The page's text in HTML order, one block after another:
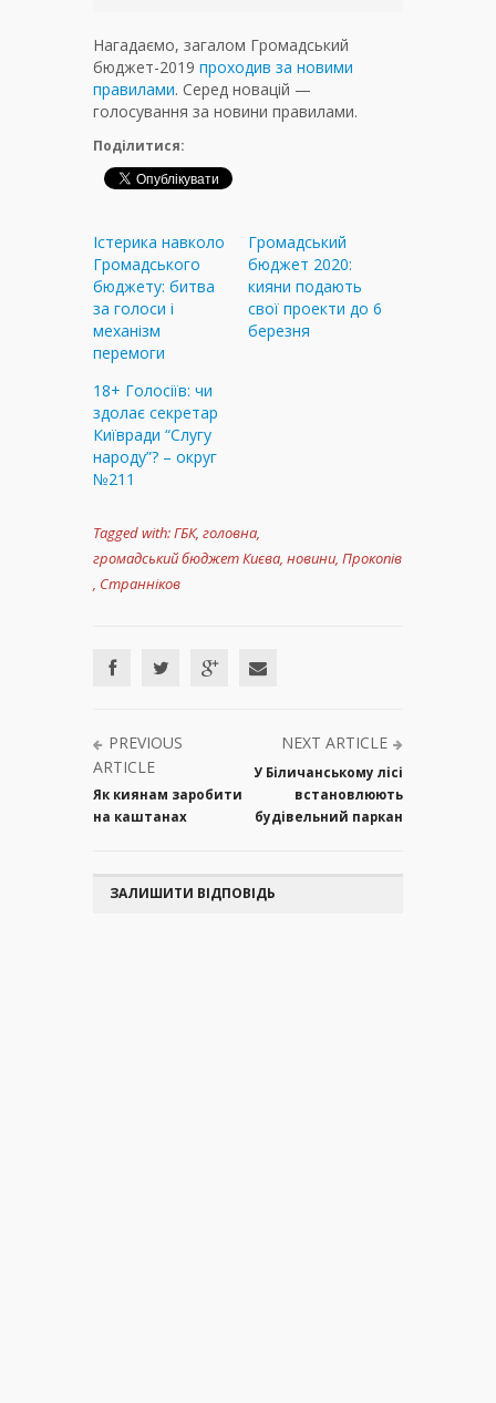
Нагадаємо, загалом Громадський
бюджет-2019 проходив за новими
правилами. Серед новацій —
голосування за новини правилами.
Поділитися:
Істерика навколо
Громадського
бюджету: битва
за голоси і
механізм
перемоги
Громадський
бюджет 2020:
кияни подають
свої проекти до 6
березня
18+ Голосіїв: чи
здолає секретар
Київради “Слугу
народу”? – округ
№211
Tagged with:ГБК, головна,
громадський бюджет Києва, новини, Прокопів
, Странніков
PREVIOUS
ARTICLE
Як киянам заробити
на каштанах
NEXT ARTICLE
У Біличанському лісі
встановлюють
будівельний паркан
ЗАЛИШИТИ ВІДПОВІДЬ